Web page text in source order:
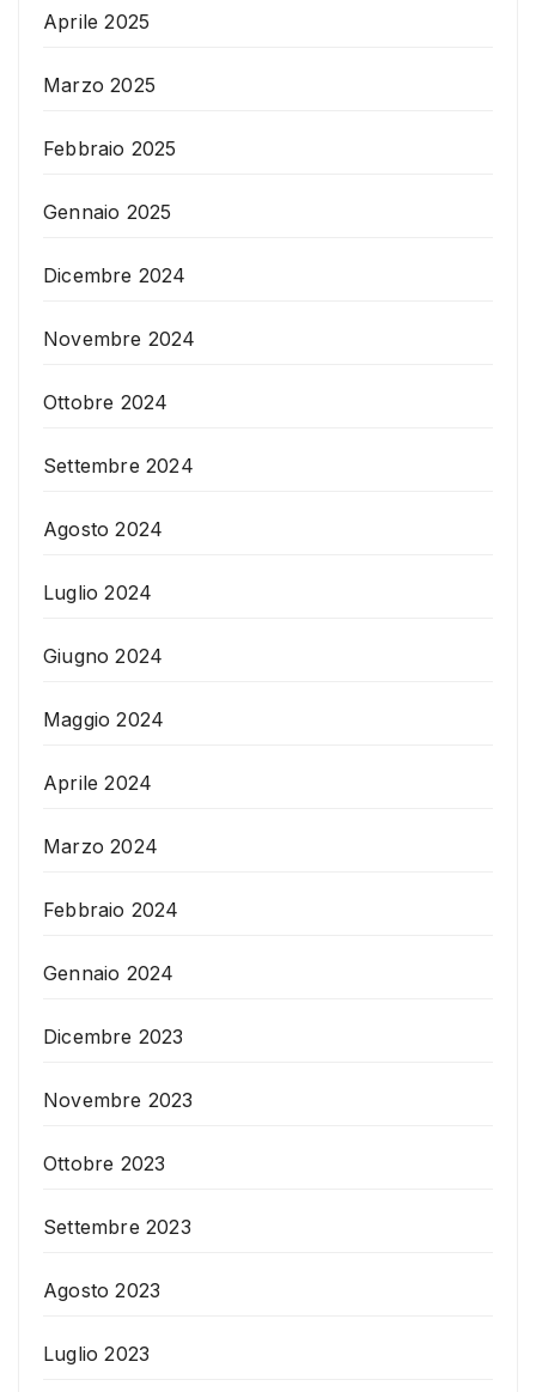
Aprile 2025
Marzo 2025
Febbraio 2025
Gennaio 2025
Dicembre 2024
Novembre 2024
Ottobre 2024
Settembre 2024
Agosto 2024
Luglio 2024
Giugno 2024
Maggio 2024
Aprile 2024
Marzo 2024
Febbraio 2024
Gennaio 2024
Dicembre 2023
Novembre 2023
Ottobre 2023
Settembre 2023
Agosto 2023
Luglio 2023